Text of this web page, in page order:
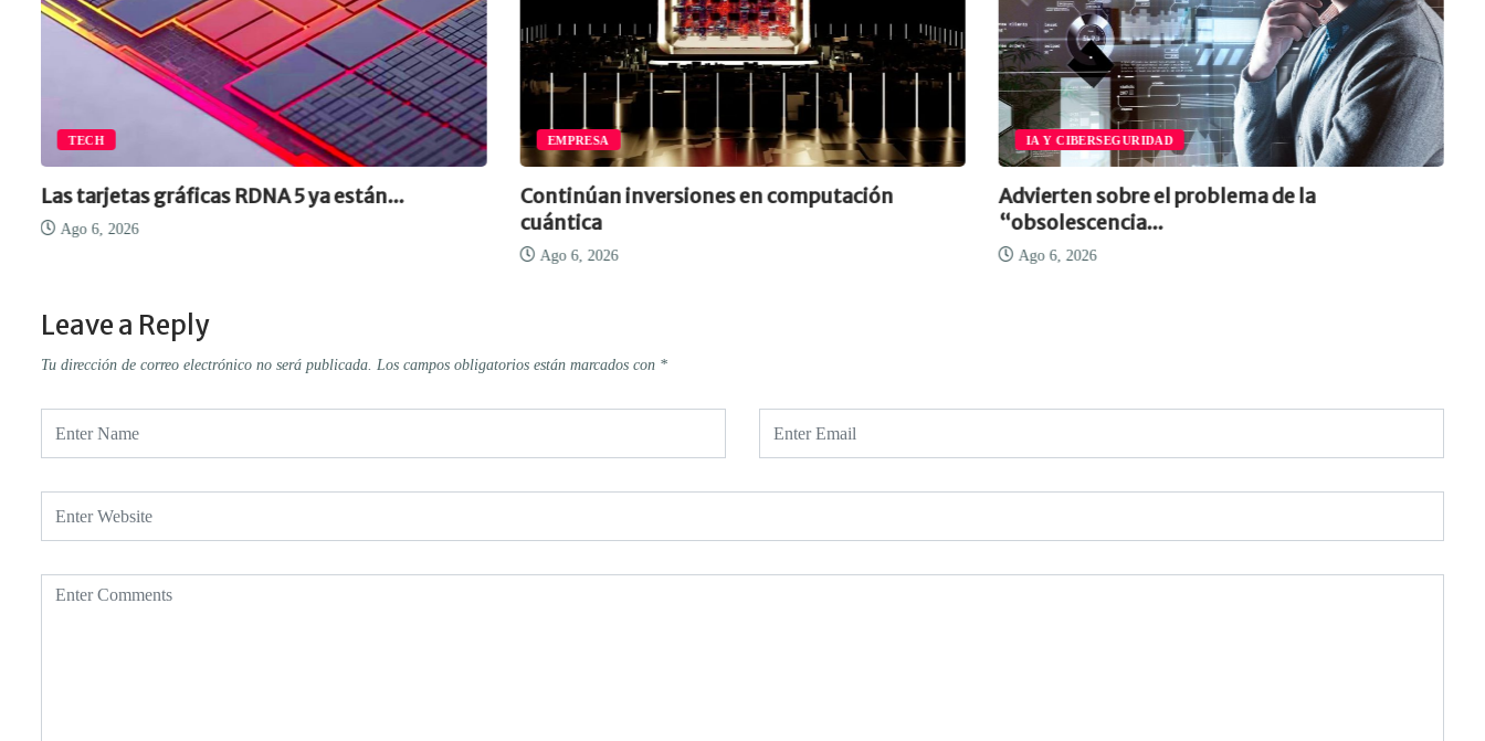
TECH
Las tarjetas gráficas RDNA 5 ya están...
Ago 6, 2026
EMPRESA
Continúan inversiones en computación
cuántica
Ago 6, 2026
IA Y CIBERSEGURIDAD
Advierten sobre el problema de la
“obsolescencia...
Ago 6, 2026
Leave a Reply
Tu dirección de correo electrónico no será publicada. Los campos obligatorios están marcados con *